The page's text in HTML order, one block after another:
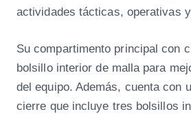
actividades tácticas, operativas
Su compartimento principal con
bolsillo interior de malla para
del equipo. Además, cuenta con
cierre que incluye tres bolsillos